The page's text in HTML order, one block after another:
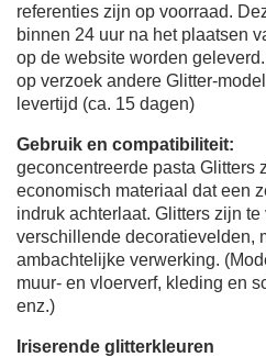
referenties zijn op voorraad.
binnen 24 uur na het plaatsen
op de website worden
op verzoek andere Glitter-
levertijd (ca. 15 dagen)
Gebruik en compatibiliteit:
geconcentreerde pasta Glitters
economisch materiaal dat een
indruk achterlaat. Glitters zijn te
verschillende decoratievelden,
ambachtelijke verwerking.
muur- en vloerverf, kleding en
enz.)
Iriserende glitterkleuren